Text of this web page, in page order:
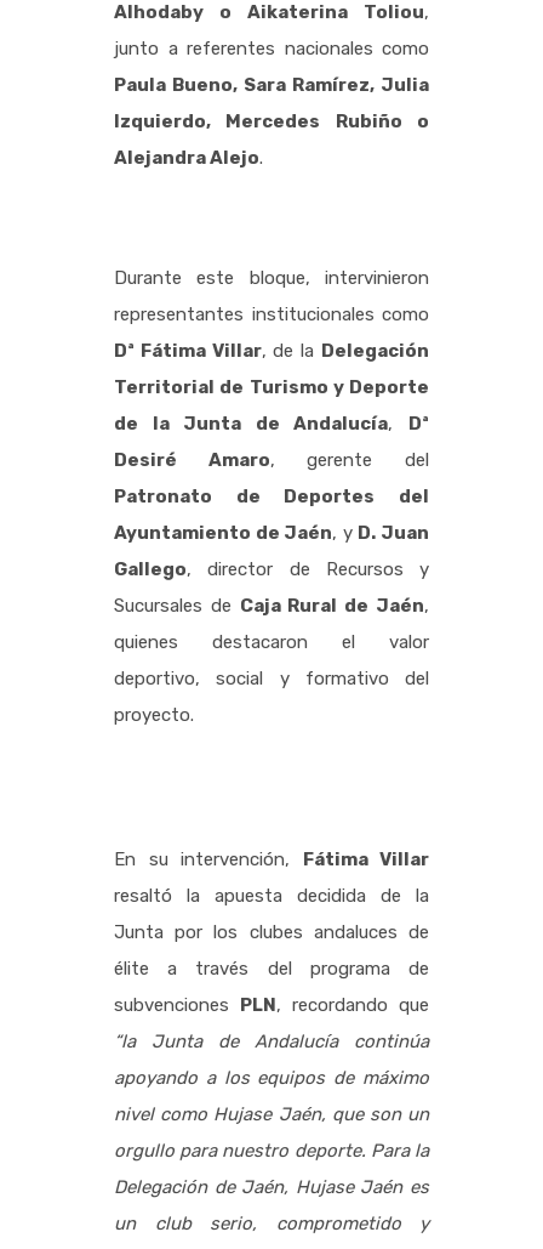
Alhodaby o Aikaterina Toliou,
junto a referentes nacionales como
Paula Bueno, Sara Ramírez, Julia
Izquierdo, Mercedes Rubiño o
Alejandra Alejo.
Durante este bloque, intervinieron
representantes institucionales como
Dª Fátima Villar, de la Delegación
Territorial de Turismo y Deporte
de la Junta de Andalucía, Dª
Desiré Amaro, gerente del
Patronato de Deportes del
Ayuntamiento de Jaén, y D. Juan
Gallego, director de Recursos y
Sucursales de Caja Rural de Jaén,
quienes destacaron el valor
deportivo, social y formativo del
proyecto.
En su intervención, Fátima Villar
resaltó la apuesta decidida de la
Junta por los clubes andaluces de
élite a través del programa de
subvenciones PLN, recordando que
“la Junta de Andalucía continúa
apoyando a los equipos de máximo
nivel como Hujase Jaén, que son un
orgullo para nuestro deporte. Para la
Delegación de Jaén, Hujase Jaén es
un club serio, comprometido y